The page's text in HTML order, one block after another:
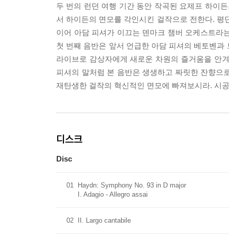
두 번의 런던 여행 기간 동안 작곡된 요제프 하이든
서 하이든의 면모를 각인시킨 걸작으로 전한다. 평
이어 아담 피셔가 이끄는 덴마크 챔버 오케스트라
첫 번째 음반은 앞서 언급한 아담 피셔의 베토벤
라이브로 감상자에게 새로운 차원의 즐거움을 안
피셔의 말처럼 본 음반은 생생하고 짜릿한 잔향
재탄생한 걸작의 혁신적인 면모에 빠져보시라. 시
디스크
Disc
01
Haydn: Symphony No. 93 in D major
I. Adagio - Allegro assai
02 II. Largo cantabile